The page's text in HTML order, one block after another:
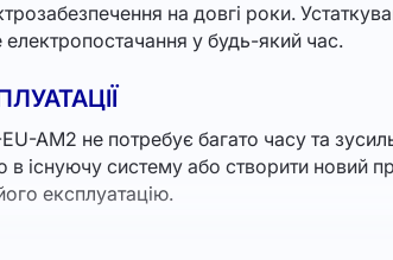
на довгі роки.
електропостачання у будь-який час.
AM2 не потребує багато часу та
в існуючу систему або створити новий
експлуатацію.